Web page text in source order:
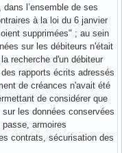
l’ensemble de ses
à la loi du 6 janvier
supprimées" ; au sein
sur les débiteurs n'était
recherche d'un débiteur
rapports écrits adressés
de créances n'avait été
de considérer que
les données conservées
armoires
contrats, sécurisation des